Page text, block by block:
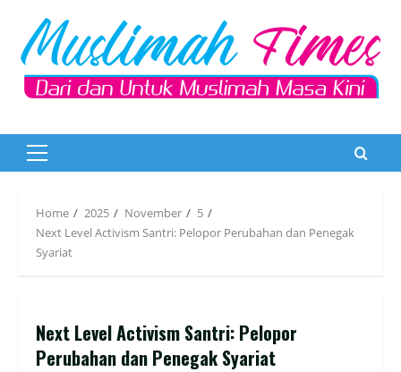
content
Primary
Home 2025 November
5
Next Level Activism Santri: Pelopor Perubahan dan Penegak
Syariat
Next Level Activism Santri: Pelopor
Perubahan dan Penegak Syariat